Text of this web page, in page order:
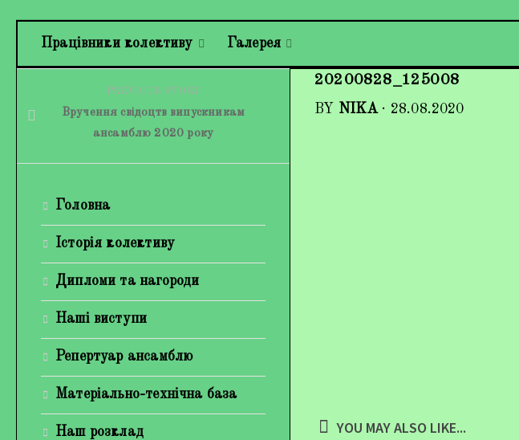
Працівники колективу Галерея
20200828_125008
BY NIKA · 28.08.2020
YOU MAY ALSO LIKE...
PREVIOUS STORY
Вручення свідоцтв випускникам
ансамблю 2020 року
Головна
Історія колективу
Дипломи та нагороди
Наші виступи
Репертуар ансамблю
Матеріально-технічна база
Наш розклад